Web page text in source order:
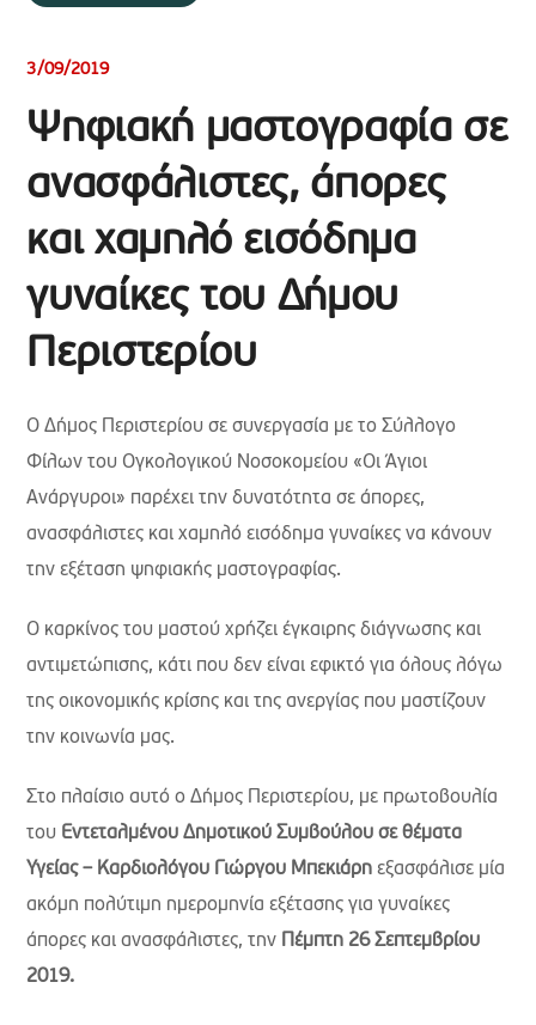
3/09/2019
Ψηφιακή μαστογραφία σε
ανασφάλιστες, άπορες
και χαμηλό εισόδημα
γυναίκες του Δήμου
Περιστερίου
Ο Δήμος Περιστερίου σε συνεργασία με το Σύλλογο
Φίλων του Ογκολογικού Νοσοκομείου «Oι Άγιοι
Ανάργυροι» παρέχει την δυνατότητα σε άπορες,
ανασφάλιστες και χαμηλό εισόδημα γυναίκες να κάνουν
την εξέταση ψηφιακής μαστογραφίας.
Ο καρκίνος του μαστού χρήζει έγκαιρης διάγνωσης και
αντιμετώπισης, κάτι που δεν είναι εφικτό για όλους λόγω
της οικονομικής κρίσης και της ανεργίας που μαστίζουν
την κοινωνία μας.
Στο πλαίσιο αυτό ο Δήμος Περιστερίου, με πρωτοβουλία
του Εντεταλμένου Δημοτικού Συμβούλου σε θέματα
Υγείας – Καρδιολόγου Γιώργου Μπεκιάρη εξασφάλισε μία
ακόμη πολύτιμη ημερομηνία εξέτασης για γυναίκες
άπορες και ανασφάλιστες, την
Πέμπτη 26 Σεπτεμβρίου
2019.